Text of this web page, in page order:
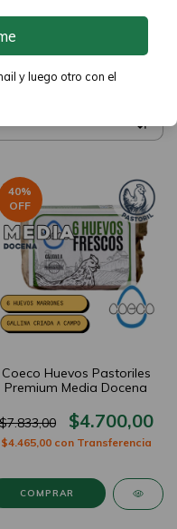
40%
OFF
Coeco Huevos Pastoriles
Premium Media Docena
$4.700,00
$4.465,00 con Transferencia
y luego otro con el